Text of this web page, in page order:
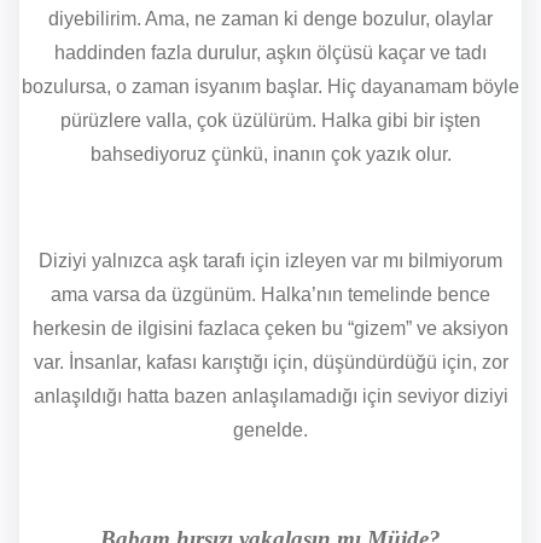
diyebilirim. Ama, ne zaman ki denge bozulur, olaylar
haddinden fazla durulur, aşkın ölçüsü kaçar ve tadı
bozulursa, o zaman isyanım başlar. Hiç dayanamam böyle
pürüzlere valla, çok üzülürüm. Halka gibi bir işten
bahsediyoruz çünkü, inanın çok yazık olur.
Diziyi yalnızca aşk tarafı için izleyen var mı bilmiyorum
ama varsa da üzgünüm. Halka’nın temelinde bence
herkesin de ilgisini fazlaca çeken bu “gizem” ve aksiyon
var. İnsanlar, kafası karıştığı için, düşündürdüğü için, zor
anlaşıldığı hatta bazen anlaşılamadığı için seviyor diziyi
genelde.